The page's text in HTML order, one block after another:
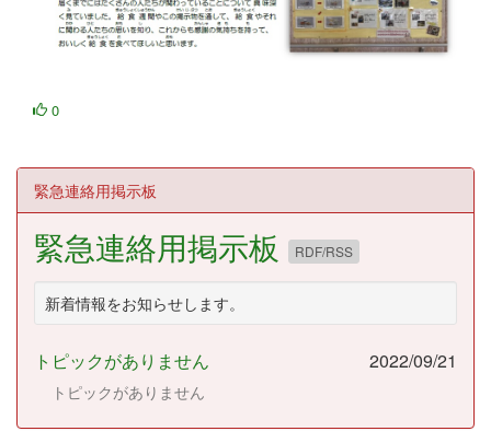
0
緊急連絡用掲示板
緊急連絡用掲示板 RDF/RSS
新着情報をお知らせします。
トピックがありません 2022/09/21
トピックがありません